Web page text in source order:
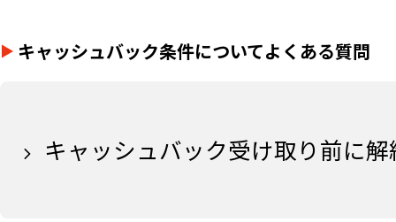
キャッシュバック条件についてよくある質問
キャッシュバック受け取り前に